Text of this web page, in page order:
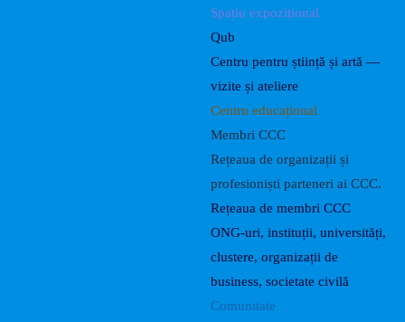
Spațiu expozițional
Qub
Centru pentru știință și artă —
vizite și ateliere
Centru educațional
Membri CCC
Rețeaua de organizații și
profesioniști parteneri ai CCC.
Rețeaua de membri CCC
ONG-uri, instituții, universități,
clustere, organizații de
business, societate civilă
Comunitate